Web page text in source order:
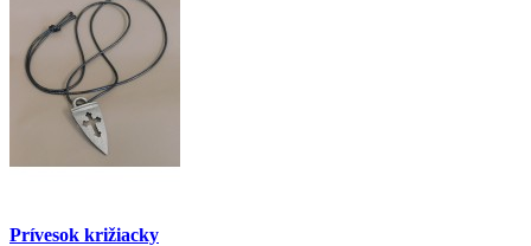
Prívesok križiacky